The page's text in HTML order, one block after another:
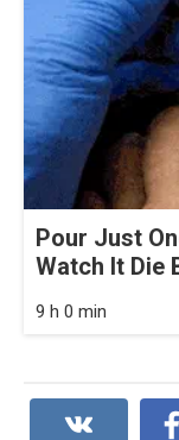
Pour Just
Watch It Die
9 h 0 min